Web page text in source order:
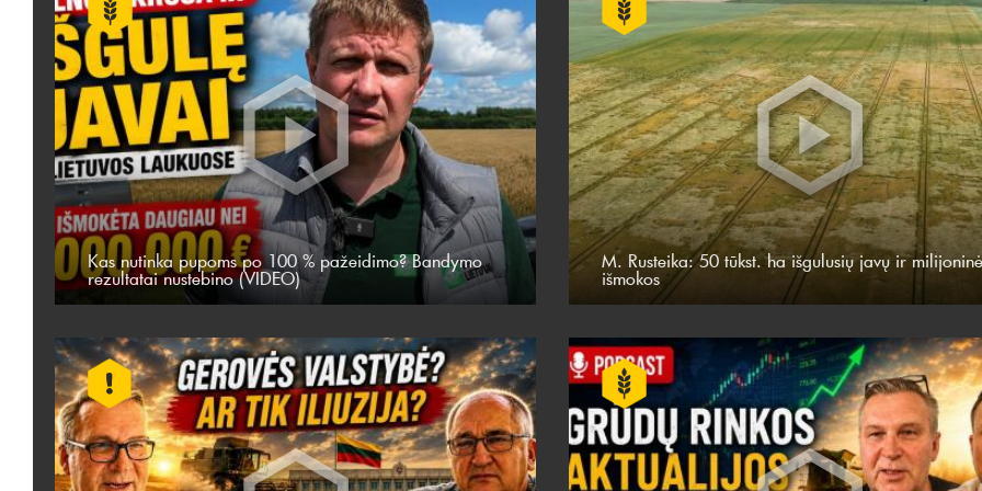
Kas nutinka pupoms po 100 % pažeidimo? Bandymo
rezultatai nustebino (VIDEO)
M. Rusteika: 50 tūkst. ha išgulusių javų ir
išmokos